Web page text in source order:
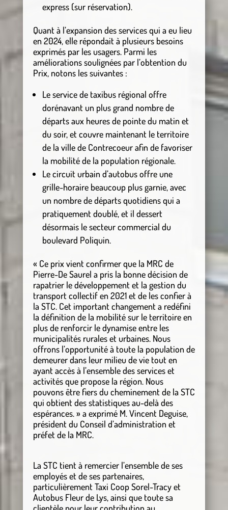
express (sur réservation).
Quant à l’expansion des services qui a eu lieu
en 2024, elle répondait à plusieurs besoins
exprimés par les usagers. Parmi les
améliorations soulignées par l’obtention du
Prix, notons les suivantes :
Le service de taxibus régional offre
dorénavant un plus grand nombre de
départs aux heures de pointe du matin et
du soir, et couvre maintenant le territoire
de la ville de Contrecoeur afin de favoriser
la mobilité de la population régionale.
Le circuit urbain d’autobus offre une
grille-horaire beaucoup plus garnie, avec
un nombre de départs quotidiens qui a
pratiquement doublé, et il dessert
désormais le secteur commercial du
boulevard Poliquin.
« Ce prix vient confirmer que la MRC de
Pierre-De Saurel a pris la bonne décision de
rapatrier le développement et la gestion du
transport collectif en 2021 et de les confier à
la STC. Cet important changement a redéfini
la définition de la mobilité sur le territoire en
plus de renforcir le dynamise entre les
municipalités rurales et urbaines. Nous
offrons l’opportunité à toute la population de
demeurer dans leur milieu de vie tout en
ayant accès à l’ensemble des services et
activités que propose la région. Nous
pouvons être fiers du cheminement de la STC
qui obtient des statistiques au-delà des
espérances. » a exprimé M. Vincent Deguise,
président du Conseil d’administration et
préfet de la MRC.
La STC tient à remercier l’ensemble de ses
employés et de ses partenaires,
particulièrement Taxi Coop Sorel-Tracy et
Autobus Fleur de Lys, ainsi que toute sa